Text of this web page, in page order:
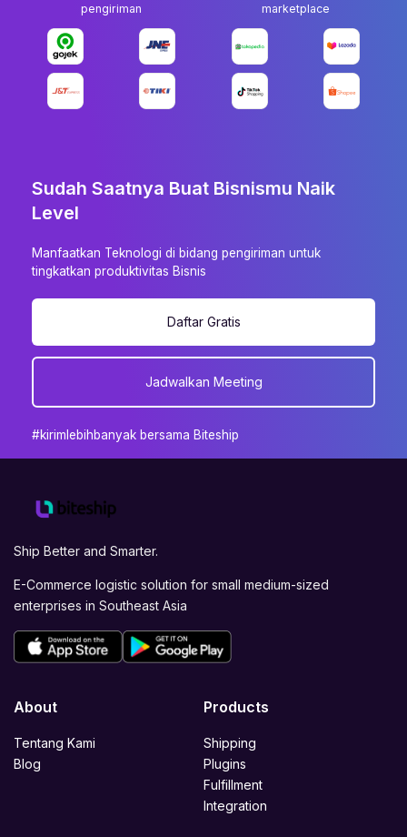
pengiriman
marketplace
Sudah Saatnya Buat Bisnismu Naik
Level
Manfaatkan Teknologi di bidang pengiriman untuk
tingkatkan produktivitas Bisnis
Daftar Gratis
Jadwalkan Meeting
#kirimlebihbanyak bersama Biteship
Ship Better and Smarter.
E-Commerce logistic solution for small medium-sized
enterprises in Southeast Asia
About
Tentang Kami
Blog
Products
Shipping
Plugins
Fulfillment
Integration